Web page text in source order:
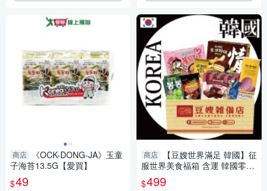
商店
《OCK-DONG-JA》玉童
子海苔13.5G【愛買】
$49
商店
【豆嫂世界滿足 韓國】征
服世界美食福箱 含運 韓國零食
韓國進口 零食福箱 多種類 零食
$499